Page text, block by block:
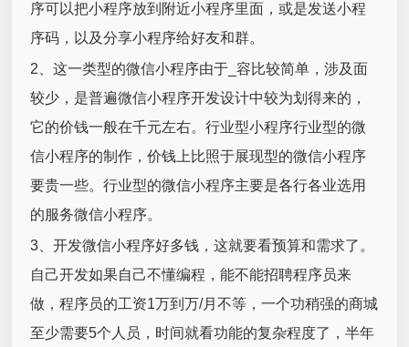
序可以把小程序放到附近小程序里面，或是发送小程
序码，以及分享小程序给好友和群。
2、这一类型的微信小程序由于_容比较简单，涉及面
较少，是普遍微信小程序开发设计中较为划得来的，
它的价钱一般在千元左右。行业型小程序行业型的微
信小程序的制作，价钱上比照于展现型的微信小程序
要贵一些。行业型的微信小程序主要是各行各业选用
的服务微信小程序。
3、开发微信小程序好多钱，这就要看预算和需求了。
自己开发如果自己不懂编程，能不能招聘程序员来
做，程序员的工资1万到万/月不等，一个功稍强的商城
至少需要5个人员，时间就看功能的复杂程度了，半年